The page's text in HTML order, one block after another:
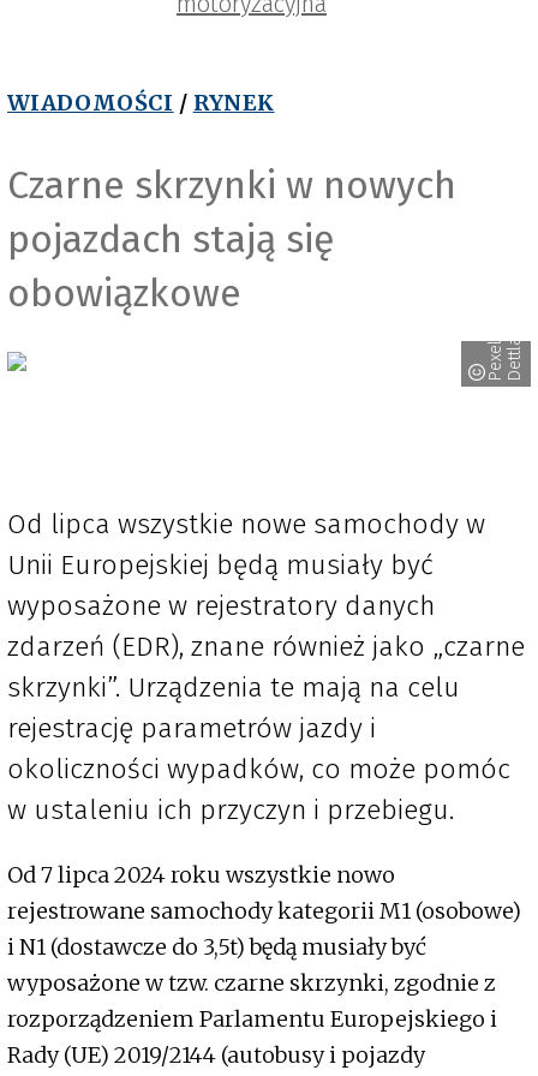
WIADOMOŚCI / RYNEK
Czarne skrzynki w nowych
pojazdach stają się
obowiązkowe
P
e
x
e
l
s
_
T
o
r
s
t
e
n
D
e
t
t
l
a
ff
Od lipca wszystkie nowe samochody w
Unii Europejskiej będą musiały być
wyposażone w rejestratory danych
zdarzeń (EDR), znane również jako „czarne
skrzynki”. Urządzenia te mają na celu
rejestrację parametrów jazdy i
okoliczności wypadków, co może pomóc
w ustaleniu ich przyczyn i przebiegu.
Od 7 lipca 2024 roku wszystkie nowo
rejestrowane samochody kategorii M1 (osobowe)
i N1 (dostawcze do 3,5t) będą musiały być
wyposażone w tzw. czarne skrzynki, zgodnie z
rozporządzeniem Parlamentu Europejskiego i
Rady (UE) 2019/2144 (autobusy i pojazdy